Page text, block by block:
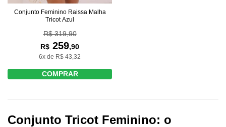
Conjunto Feminino Raissa Malha
Tricot Azul
R$ 319,90
R$ 259,90
6x de R$ 43,32
COMPRAR
Conjunto Tricot Feminino: o